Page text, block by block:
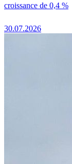
croissance de 0,4 %
30.07.2026